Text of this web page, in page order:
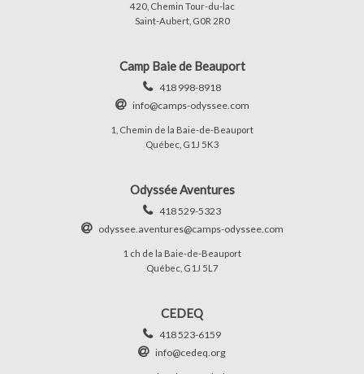
420, Chemin Tour-du-lac
Saint-Aubert, G0R 2R0
Camp Baie de Beauport
418 998-8918
info@camps-odyssee.com
1, Chemin de la Baie-de-Beauport
Québec, G1J 5K3
Odyssée Aventures
418 529-5323
odyssee.aventures@camps-odyssee.com
1 ch de la Baie-de-Beauport
Québec, G1J 5L7
CEDEQ
418 523-6159
info@cedeq.org